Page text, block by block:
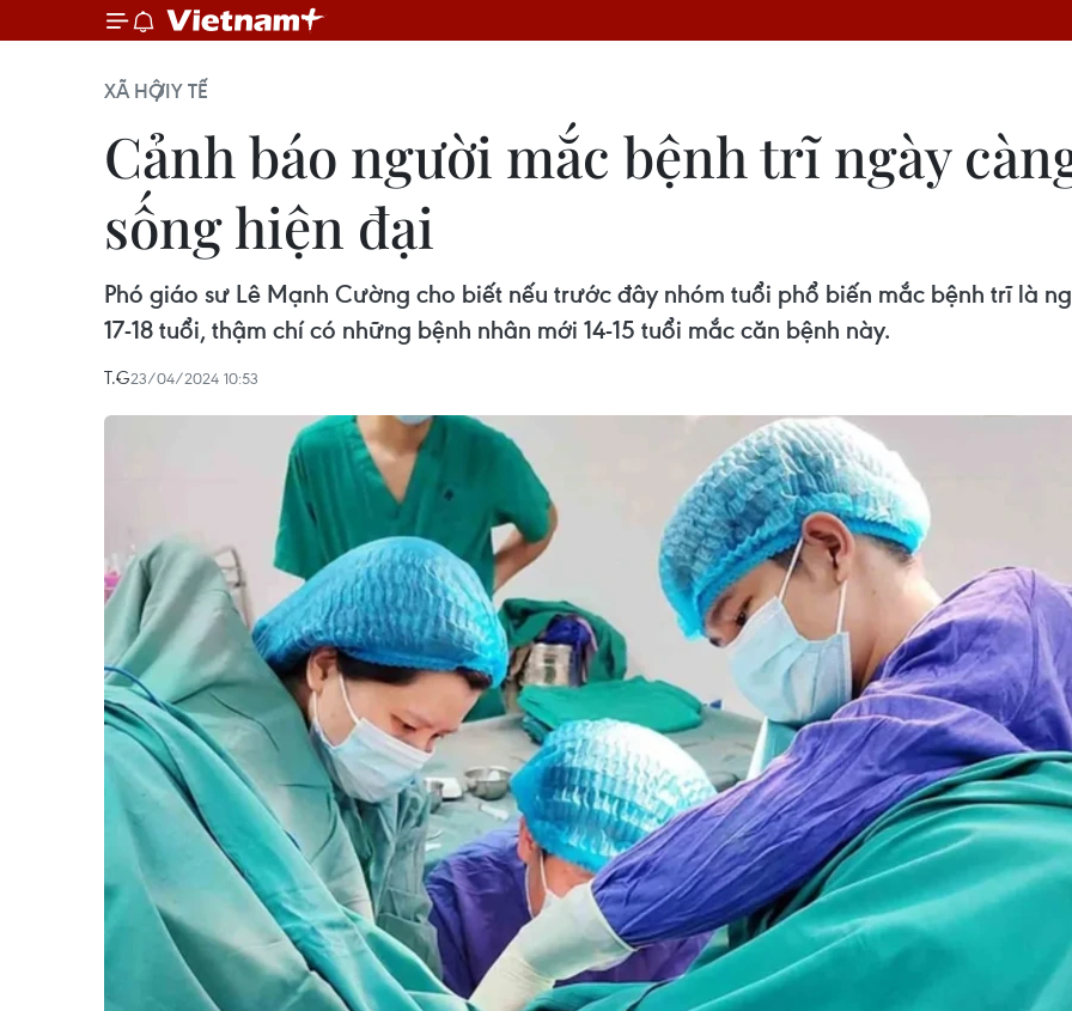
XÃ HỘIY TẾ
Cảnh báo người mắc bệnh trĩ ngày
sống hiện đại
Phó giáo sư Lê Mạnh Cường cho biết nếu trước đây nhóm tuổi phổ biến mắc bệnh trĩ là
17-18 tuổi, thậm chí có những bệnh nhân mới 14-15 tuổi mắc căn bệnh này.
T.G23/04/2024 10:53